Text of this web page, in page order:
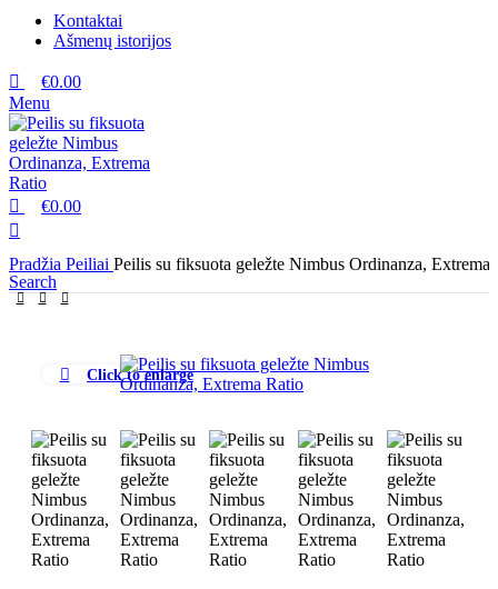
Kontaktai
Ašmenų istorijos
€0.00
Menu
€0.00
Search
Pradžia Peiliai Peilis su fiksuota geležte Nimbus Ordinanza, Extrema
Click to enlarge